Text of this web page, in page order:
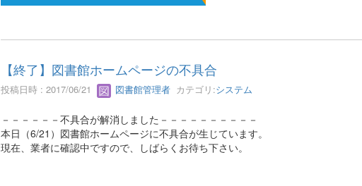
【終了】図書館ホームページの不具合
投稿日時 : 2017/06/21 図書館管理者カテゴリ:システム
－－－－－－不具合が解消しました－－－－－－－－－－
本日（6/21）図書館ホームページに不具合が生じています。
現在、業者に確認中ですので、しばらくお待ち下さい。